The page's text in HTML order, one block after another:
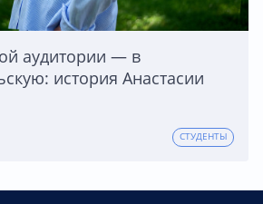
аудитории — в
история Анастасии
СТУДЕНТЫ